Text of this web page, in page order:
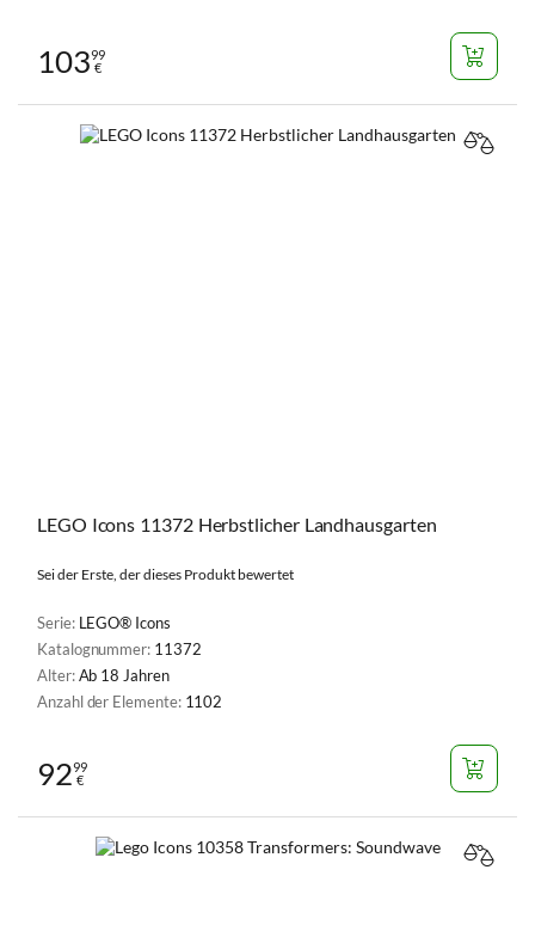
10399
€
LEGO Icons 11372 Herbstlicher Landhausgarten
Sei der Erste, der dieses Produkt bewertet
Serie: LEGO® Icons
Katalognummer: 11372
Alter:Ab 18 Jahren
Anzahl der Elemente: 1102
9299
€